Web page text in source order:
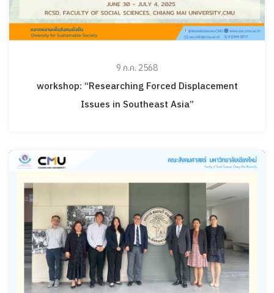
9 ก.ค. 2568
workshop: “Researching Forced Displacement
Issues in Southeast Asia”